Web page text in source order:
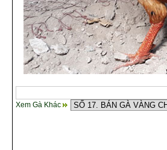
Xem Gà Khác